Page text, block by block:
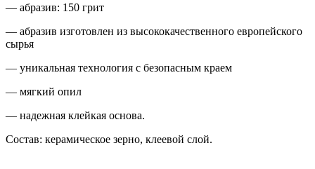
— абразив: 150 грит
— абразив изготовлен из высококачественного европейского
сырья
— уникальная технология с безопасным краем
— мягкий опил
— надежная клейкая основа.
Состав: керамическое зерно, клеевой слой.